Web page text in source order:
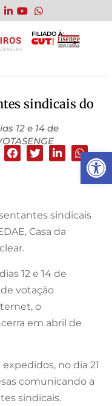
Abrir
FILIADO À:
sindicais do
12 e 14 de
sindicais
Casa da
12 e 14 de
votação
o
em abril de
no dia 21
comunicando a
sindicais.